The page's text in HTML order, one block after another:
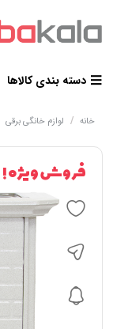
دسته بندی کالاها
خانه / لوازم خانگی برقی
فروش ویژه !